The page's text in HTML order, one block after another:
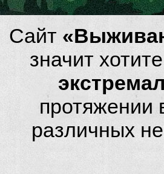
Сайт
значит
протяжении
различных